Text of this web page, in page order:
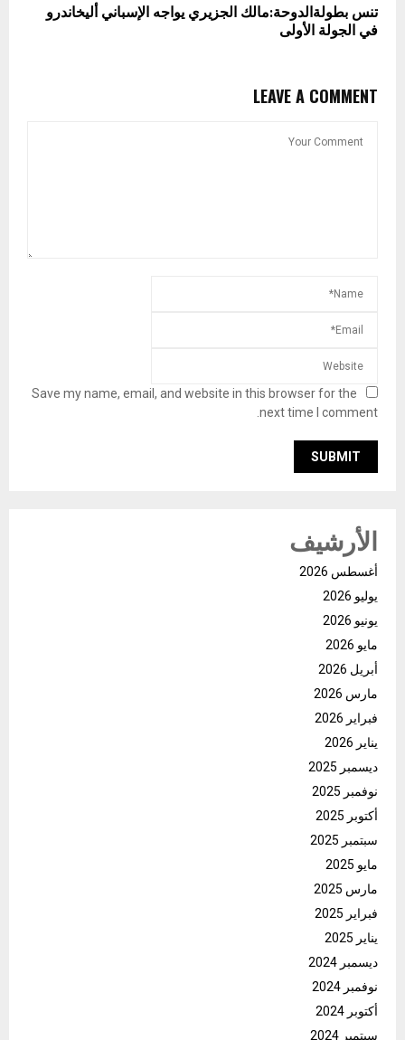
تنس بطولةالدوحة:مالك الجزيري يواجه الإسباني أليخاندرو
في الجولة الأولى
LEAVE A COMMENT
Save my name, email, and website in this browser for the
next time I comment.
الأرشيف
أغسطس 2026
يوليو 2026
يونيو 2026
مايو 2026
أبريل 2026
مارس 2026
فبراير 2026
يناير 2026
ديسمبر 2025
نوفمبر 2025
أكتوبر 2025
سبتمبر 2025
مايو 2025
مارس 2025
فبراير 2025
يناير 2025
ديسمبر 2024
نوفمبر 2024
أكتوبر 2024
سبتمبر 2024